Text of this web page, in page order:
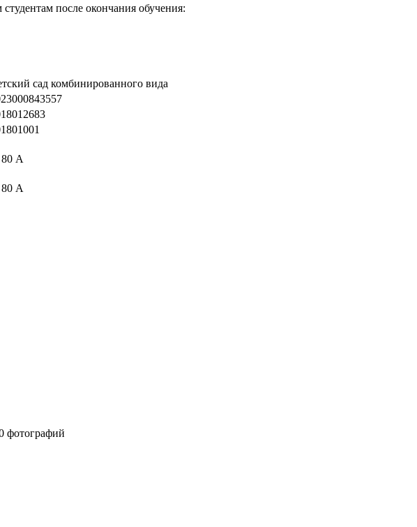
после окончания обучения:
сад комбинированного вида
80 А
80 А
фотографий